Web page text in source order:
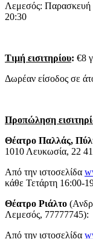
Λεμεσός: Παρασκευή
20:30
Τιμή εισιτηρίου: €8
Δωρέαν είσοδος σε
Προπώληση
Θέατρο Παλλάς,
1010 Λευκωσία, 22
Aπό την ιστοσελίδα
κάθε Τετάρτη 16:00-
Θέατρο Ριάλτο
Λεμεσός, 77777745):
Από την ιστοσελίδα